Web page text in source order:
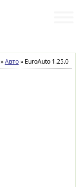
»Авто»EuroAuto 1.25.0